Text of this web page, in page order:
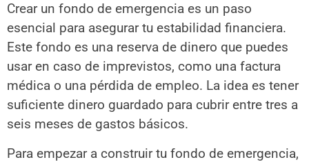
Crear un fondo de emergencia es un paso
esencial para asegurar tu estabilidad financiera.
Este fondo es una reserva de dinero que puedes
usar en caso de imprevistos, como una factura
médica o una pérdida de empleo. La idea es tener
suficiente dinero guardado para cubrir entre tres a
seis meses de gastos básicos.
Para empezar a construir tu fondo de emergencia,